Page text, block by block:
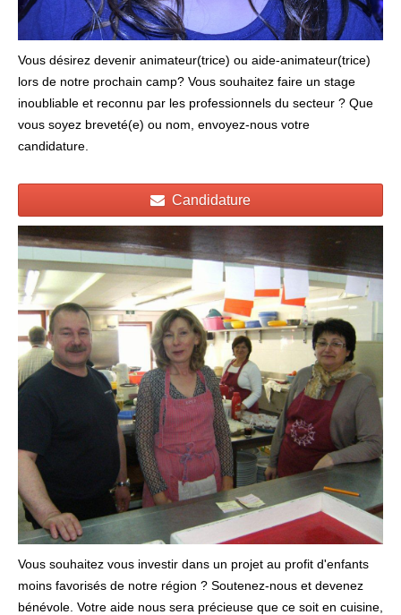
Vous désirez devenir animateur(trice) ou aide-animateur(trice)
lors de notre prochain camp? Vous souhaitez faire un stage
inoubliable et reconnu par les professionnels du secteur ? Que
vous soyez breveté(e) ou nom, envoyez-nous votre
candidature.
Candidature
Vous souhaitez vous investir dans un projet au profit d'enfants
moins favorisés de notre région ? Soutenez-nous et devenez
bénévole. Votre aide nous sera précieuse que ce soit en cuisine,